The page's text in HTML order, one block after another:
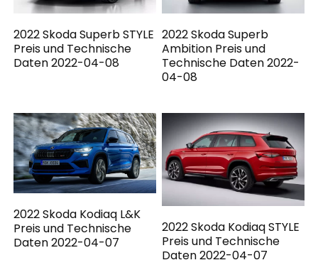
2022 Skoda Superb STYLE
Preis und Technische
Daten 2022-04-08
2022 Skoda Superb
Ambition Preis und
Technische Daten 2022-
04-08
2022 Skoda Kodiaq L&K
Preis und Technische
Daten 2022-04-07
2022 Skoda Kodiaq STYLE
Preis und Technische
Daten 2022-04-07